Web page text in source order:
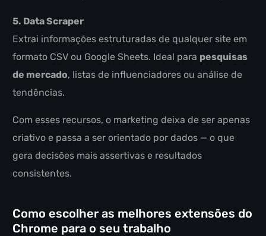
5. Data Scraper
Extrai informações estruturadas de qualquer site em
formato CSV ou Google Sheets. Ideal para pesquisas
de mercado, listas de influenciadores ou análise de
tendências.
Com esses recursos, o marketing deixa de ser apenas
criativo e passa a ser orientado por dados — o que
gera decisões mais assertivas e resultados
consistentes.
Como escolher as melhores extensões do
Chrome para o seu trabalho